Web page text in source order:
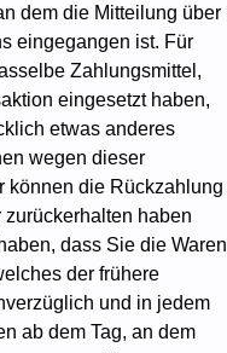
dem die Mitteilung über
eingegangen ist. Für
Zahlungsmittel,
eingesetzt haben,
etwas anderes
wegen dieser
können die Rückzahlung
haben
dass Sie die Waren
der frühere
und in jedem
ab dem Tag, an dem